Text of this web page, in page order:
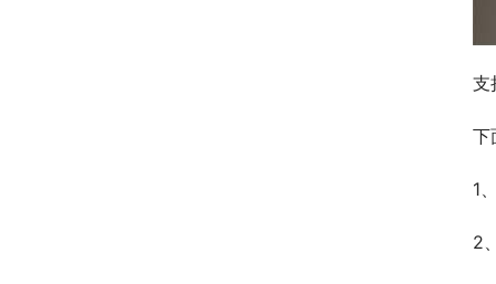
支
下
1
2